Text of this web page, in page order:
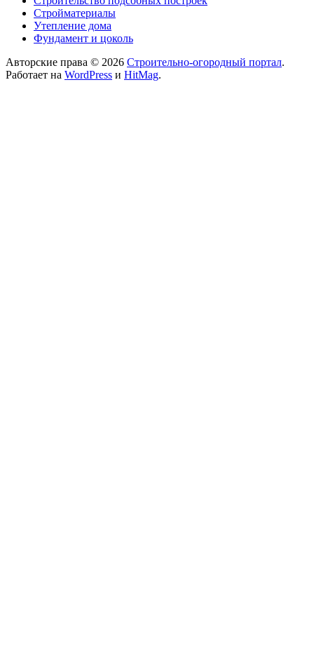
Стройматериалы
Утепление дома
Фундамент и цоколь
Авторские права © 2026 Строительно-огородный портал.
Работает на WordPress и HitMag.